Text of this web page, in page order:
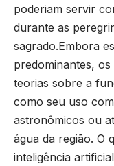
poderiam servir
durante as
sagrado.Embora
predominantes,
teorias sobre a
como seu uso
astronômicos ou
água da região. O
inteligência